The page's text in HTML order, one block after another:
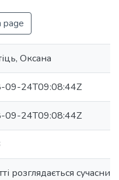
page
Оксана
09-24T09:08:44Z
09-24T09:08:44Z
розглядається